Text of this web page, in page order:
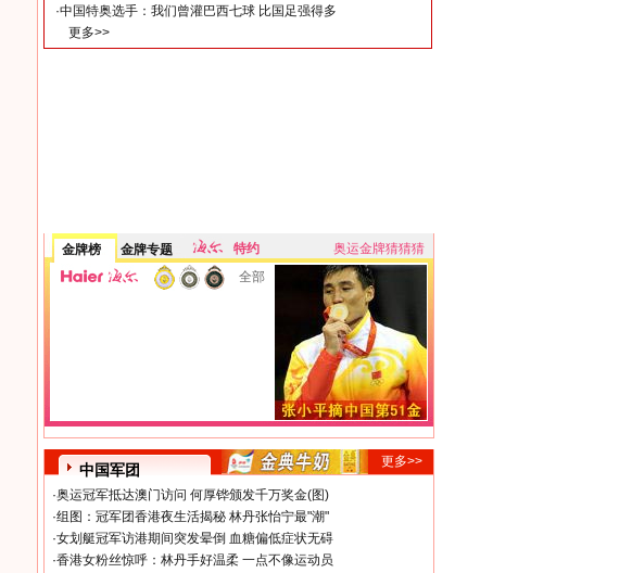
·中国特奥选手：我们曾灌巴西七球 比国足强得多
更多>>
金牌榜 金牌专题 特约
奥运金牌猜猜猜
全部
中国军团
更多>>
·奥运冠军抵达澳门访问 何厚铧颁发千万奖金(图)
·组图：冠军团香港夜生活揭秘 林丹张怡宁最"潮"
·女划艇冠军访港期间突发晕倒 血糖偏低症状无碍
·香港女粉丝惊呼：林丹手好温柔 一点不像运动员